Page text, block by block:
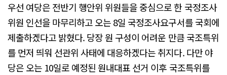
우선 여당은 전반기 행안위 위원들을 중심으로 한 국정조사
위원 인선을 마무리하고 오는 8일 국정조사요구서를 국회에
제출하겠다고 밝혔다. 당장 원 구성이 어려운 만큼 국조특위
를 먼저 띄워 선관위 사태에 대응하겠다는 취지다. 다만 야
당은 오는 10일로 예정된 원내대표 선거 이후 국조특위를